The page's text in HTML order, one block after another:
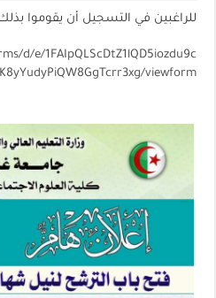
للراغبين في التسجيل أن يقوموا
d/e/1FAIpQLScDtZ1lQD5iozdu9c
viewform